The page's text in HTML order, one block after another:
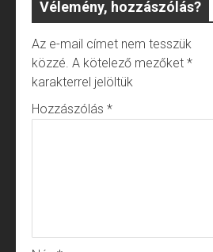
Vélemény, hozzászólás?
Az e-mail címet nem tesszük
közzé. A kötelező mezőket *
karakterrel jelöltük
Hozzászólás *